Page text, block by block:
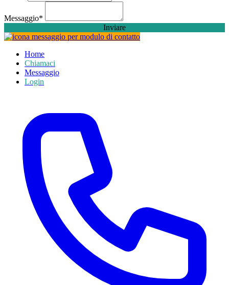
Messaggio*
Inviare
Home
Chiamaci
Messaggio
Login